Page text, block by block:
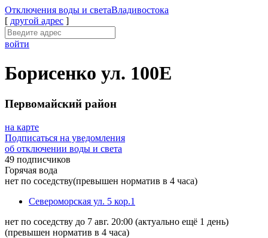
Отключения воды и светаВладивостока
[ другой адрес ]
войти
Борисенко ул. 100Е
Первомайский район
на карте
Подписаться на уведомления
об отключении воды и света
49 подписчиков
Горячая вода
нет по соседству(превышен норматив в 4 часа)
Североморская ул. 5 кор.1
нет по соседству до 7 авг. 20:00 (актуально ещё 1 день)
(превышен норматив в 4 часа)